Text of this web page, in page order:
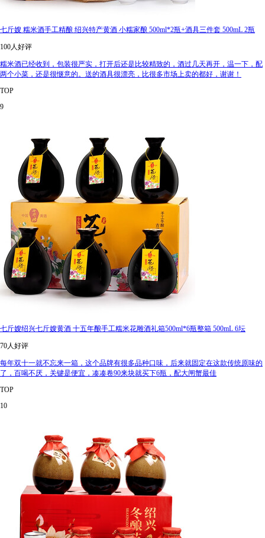
七斤嫂 糯米酒手工精酿 绍兴特产黄酒 小糯家酿 500ml*2瓶+酒具三件套 500mL 2瓶
100人好评
糯米酒已经收到，包装很严实，打开后还是比较精致的，酒过几天再开，温一下，配
两个小菜，还是很惬意的。送的酒具很漂亮，比很多市场上卖的都好，谢谢！
TOP
9
七斤嫂绍兴七斤嫂黄酒 十五年酿手工糯米花雕酒礼箱500ml*6瓶整箱 500mL 6坛
70人好评
每年双十一就不忘来一箱，这个品牌有很多品种口味，后来就固定在这款传统原味的
了，百喝不厌，关键是便宜，凑凑卷90来块就买下6瓶，配大闸蟹最佳
TOP
10